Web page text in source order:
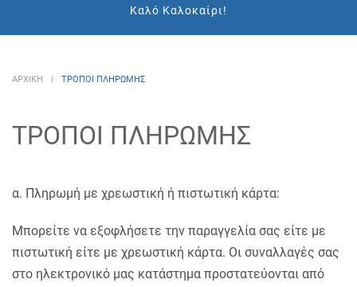
Καλό Καλοκαίρι!
ΑΡΧΙΚΉ ΤΡΟΠΟΙ ΠΛΗΡΩΜΗΣ
ΤΡΌΠΟΙ ΠΛΗΡΩΜΉΣ
α. Πληρωμή με χρεωστική ή πιστωτική κάρτα:
Μπορείτε να εξοφλήσετε την παραγγελία σας είτε με
πιστωτική είτε με χρεωστική κάρτα. Οι συναλλαγές σας
στο ηλεκτρονικό μας κατάστημα προστατεύονται από